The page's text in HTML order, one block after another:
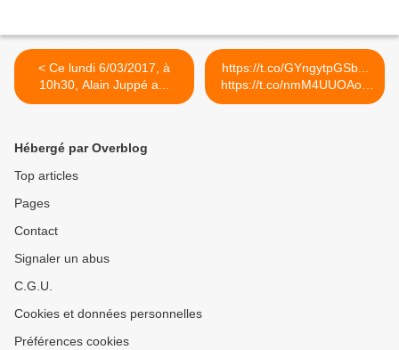
< Ce lundi 6/03/2017, à
10h30, Alain Juppé a...
https://t.co/GYngytpGSb...
https://t.co/nmM4UUOAoT
>
Hébergé par Overblog
Top articles
Pages
Contact
Signaler un abus
C.G.U.
Cookies et données personnelles
Préférences cookies